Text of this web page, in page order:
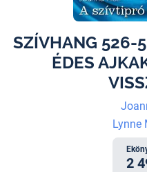
SZÍVHANG 526-
ÉDES
Lynne
2